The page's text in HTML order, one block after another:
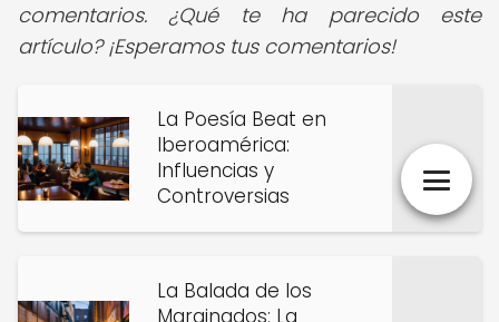
comentarios. ¿Qué te ha parecido este
artículo? ¡Esperamos tus comentarios!
La Poesía Beat en
Iberoamérica:
Influencias y
Controversias
La Balada de los
Marginados: La